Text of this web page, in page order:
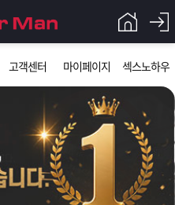
고객센터 마이페이지 섹스노하우